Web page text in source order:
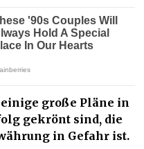
große Pläne in
gekrönt sind, die
in Gefahr ist.